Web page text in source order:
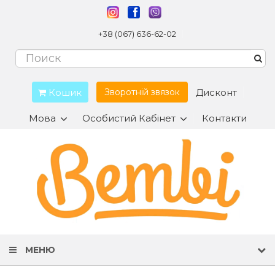
+38 (067) 636-62-02
Кошик Зворотній звязок Дисконт
Мова Особистий Кабінет Контакти
МЕНЮ